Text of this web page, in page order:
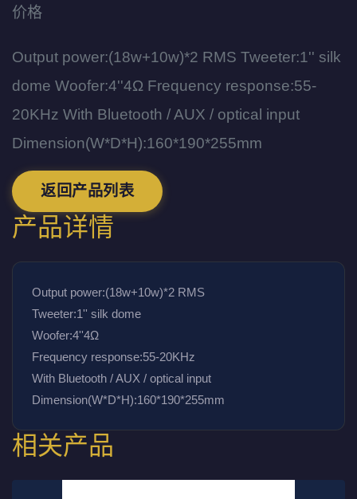
价格
Output power:(18w+10w)*2 RMS Tweeter:1'' silk
dome Woofer:4''4Ω Frequency response:55-
20KHz With Bluetooth / AUX / optical input
Dimension(W*D*H):160*190*255mm
返回产品列表
产品详情
Output power:(18w+10w)*2 RMS
Tweeter:1'' silk dome
Woofer:4''4Ω
Frequency response:55-20KHz
With Bluetooth / AUX / optical input
Dimension(W*D*H):160*190*255mm
相关产品